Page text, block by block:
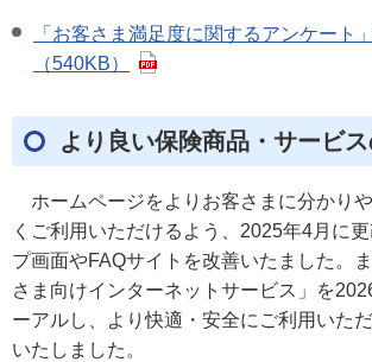
「お客さま満足度に関するアンケート
（540KB）
より良い保険商品・サービ
ホームページをよりお客さまに分かり
くご利用いただけるよう、2025年4月に
プ画面やFAQサイトを改善いたました。
さま向けインターネットサービス」を
ーアルし、より快適・安全にご利用いた
いたしました。